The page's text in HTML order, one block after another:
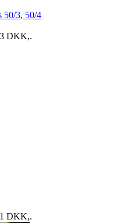
50/3, 50/4
DKK,.
DKK,.